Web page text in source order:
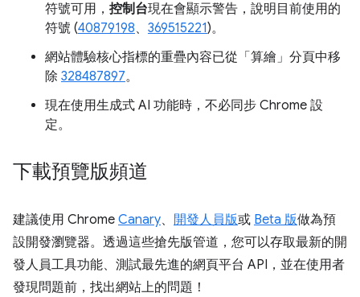
符號可用， 控制台現在會顯示警告，說明目前使用的
符號 (40879198、 369515221)。
網站體驗核心指標的重疊內容已從「算繪」 分頁中移
除 328487897。
現在使用生成式 AI 功能時，不必同步 Chrome 設
定。
下載預覽版頻道
建議使用 Chrome Canary、 開發人員版或 Beta 版做為預
設開發瀏覽器。透過這些搶先版管道，您可以存取最新的開
發人員工具功能、測試最先進的網頁平台 API，並在使用者
發現問題前，找出網站上的問題！